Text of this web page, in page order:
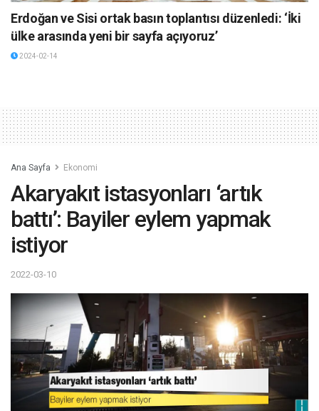
Erdoğan ve Sisi ortak basın toplantısı düzenledi: ‘İki
ülke arasında yeni bir sayfa açıyoruz’
2024-02-14
Ana Sayfa Ekonomi
Akaryakıt istasyonları ‘artık
battı’: Bayiler eylem yapmak
istiyor
2022-03-10